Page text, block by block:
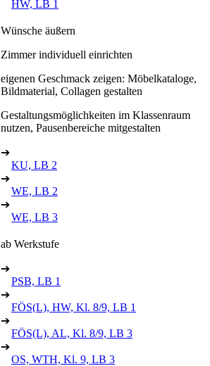
HW, LB 1
Wünsche äußern
Zimmer individuell einrichten
eigenen Geschmack zeigen: Möbelkataloge,
Bildmaterial, Collagen gestalten
Gestaltungsmöglichkeiten im Klassenraum
nutzen, Pausenbereiche mitgestalten
➔
KU, LB 2
➔
WE, LB 2
➔
WE, LB 3
ab Werkstufe
➔
PSB, LB 1
➔
FÖS(L), HW, Kl. 8/9, LB 1
➔
FÖS(L), AL, Kl. 8/9, LB 3
➔
OS, WTH, Kl. 9, LB 3